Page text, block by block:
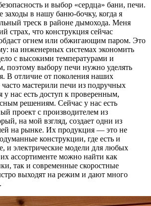
и выбор «сердца» бани, печи.
в нашу баню-бочку, когда я
треск в районе дымохода. Меня
страх, что конструкция сейчас
огнем или обжигающим паром. Это
на инженерных системах экономить
с высокими температурами и
поэтому выбору печи нужно уделять
В отличие от поколения наших
мастерили печи из подручных
у нас есть доступ к проверенным,
решениям. Сейчас у нас есть
проект с производителем из
на мой взгляд, создает одни из
на рынке. Их продукция — это не
конструкции, где есть и
и электрические модели для любых
ассортименте можно найти как
так и современные скоростные
выходят на режим и дают много